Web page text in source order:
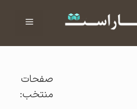
فهرست
صفحات
منتخب: